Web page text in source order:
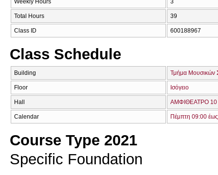
Weekly Hours 3
Total Hours 39
Class ID 600188967
Class Schedule
Building Τμήμα Μουσικών
Floor Ισόγειο
Hall ΑΜΦΙΘΕΑΤΡΟ 10
Calendar Πέμπτη 09:00
Course Type 2021
Specific Foundation